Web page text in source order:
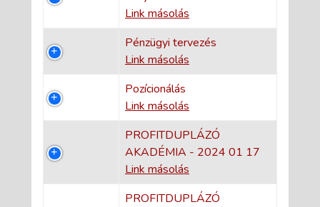
Link másolás
Pénzügyi tervezés
Link másolás
Pozícionálás
Link másolás
PROFITDUPLÁZÓ
AKADÉMIA - 2024 01 17
Link másolás
PROFITDUPLÁZÓ